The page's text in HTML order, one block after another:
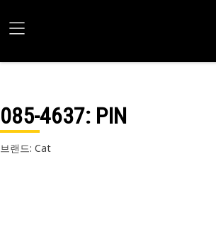
085-4637: PIN
브랜드: Cat